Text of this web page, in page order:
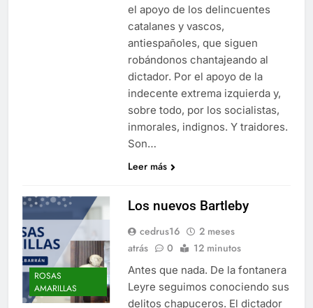
el apoyo de los delincuentes
catalanes y vascos,
antiespañoles, que siguen
robándonos chantajeando al
dictador. Por el apoyo de la
indecente extrema izquierda y,
sobre todo, por los socialistas,
inmorales, indignos. Y traidores.
Son…
Leer más
ROSAS
AMARILLAS
Los nuevos Bartleby
cedrus16
2 meses
atrás
0 12 minutos
Antes que nada. De la fontanera
Leyre seguimos conociendo sus
delitos chapuceros. El dictador